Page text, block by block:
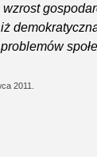
2011.